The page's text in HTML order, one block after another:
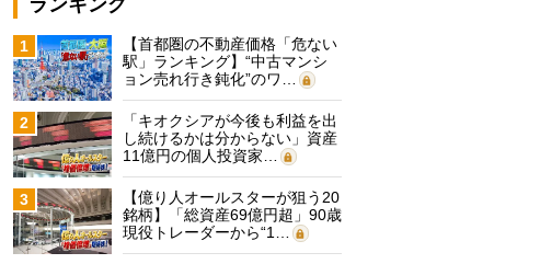
ランキング
1
【首都圏の不動産価格「危ない
駅」ランキング】“中古マンシ
ョン売れ行き鈍化”のワ…
2
「キオクシアが今後も利益を出
し続けるかは分からない」資産
11億円の個人投資家…
3
【億り人オールスターが狙う20
銘柄】「総資産69億円超」90歳
現役トレーダーから“1…